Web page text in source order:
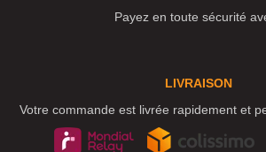
Payez en toute sécurité
LIVRAISON
Votre commande est livrée rapidement et